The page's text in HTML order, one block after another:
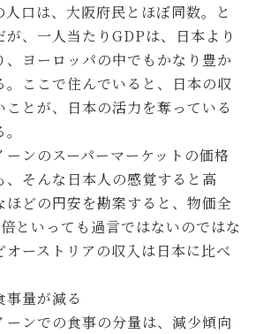
人口は、大阪府民とほぼ同数。と
が、一人当たりGDPは、日本より
、ヨーロッパの中でもかなり豊か
。ここで住んでいると、日本の収
ことが、日本の活力を奪っている
ーンのスーパーマーケットの価格
、そんな日本人の感覚すると高
ほどの円安を勘案すると、物価全
といっても過言ではないのではな
オーストリアの収入は日本に比べ
量が減る
ーンでの食事の分量は、減少傾向